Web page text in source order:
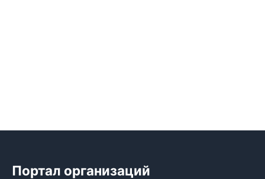
Портал организаций